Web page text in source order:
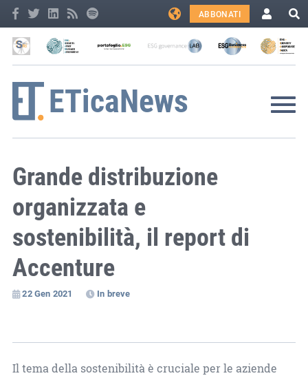
ABBONATI
Grande distribuzione
organizzata e
sostenibilità, il report di
Accenture
22 Gen 2021 In breve
Il tema della sostenibilità è cruciale per le aziende